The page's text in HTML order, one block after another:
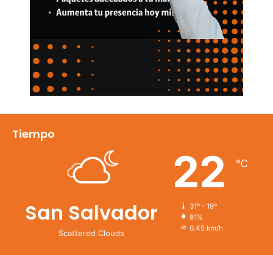
Tiempo
San Salvador
Scattered Clouds
22 ℃
31º - 19º
91%
0.45 km/h